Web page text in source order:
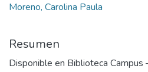
Moreno, Carolina Paula
Resumen
Disponible en Biblioteca Campus